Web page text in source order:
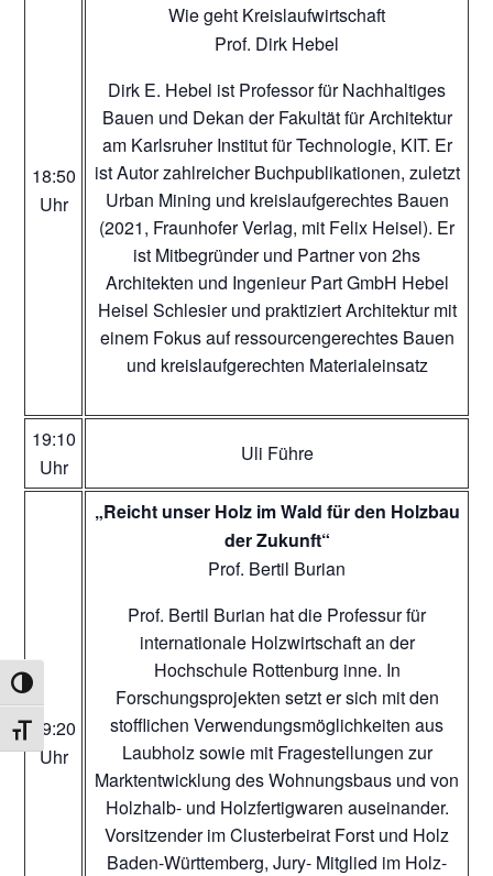
UMSCHALTEN AUF HOHE KONTRASTE
SCHRIFT VERGRÖSSERN
18:50
Uhr
Wie geht Kreislaufwirtschaft
Prof. Dirk Hebel
Dirk E. Hebel ist Professor für Nachhaltiges
Bauen und Dekan der Fakultät für Architektur
am Karlsruher Institut für Technologie, KIT. Er
ist Autor zahlreicher Buchpublikationen, zuletzt
Urban Mining und kreislaufgerechtes Bauen
(2021, Fraunhofer Verlag, mit Felix Heisel). Er
ist Mitbegründer und Partner von 2hs
Architekten und Ingenieur Part GmbH Hebel
Heisel Schlesier und praktiziert Architektur mit
einem Fokus auf ressourcengerechtes Bauen
und kreislaufgerechten Materialeinsatz
19:10
Uhr
Uli Führe
19:20
Uhr
„Reicht unser Holz im Wald für den Holzbau
der Zukunft“
Prof. Bertil Burian
Prof. Bertil Burian hat die Professur für
internationale Holzwirtschaft an der
Hochschule Rottenburg inne. In
Forschungsprojekten setzt er sich mit den
stofflichen Verwendungsmöglichkeiten aus
Laubholz sowie mit Fragestellungen zur
Marktentwicklung des Wohnungsbaus und von
Holzhalb- und Holzfertigwaren auseinander.
Vorsitzender im Clusterbeirat Forst und Holz
Baden-Württemberg, Jury- Mitglied im Holz-